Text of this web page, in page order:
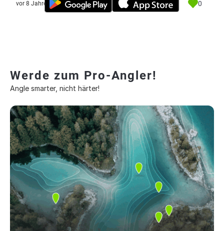
vor 8 Jahre 0
Werde zum Pro-Angler!
Angle smarter, nicht härter!